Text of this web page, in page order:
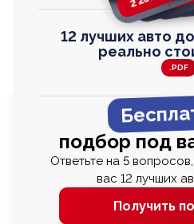
12 лучших авто
реально
.PDF
подбор под
Ответьте на 5
вас 12 лучших
Получить